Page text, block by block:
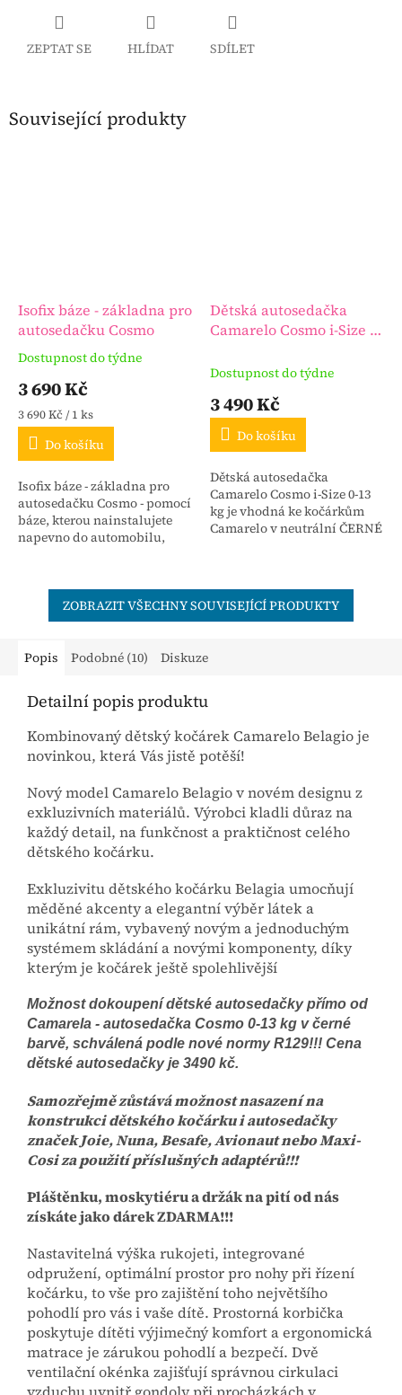
ZEPTAT SE HLÍDAT SDÍLET
Související produkty
Isofix báze - základna pro
autosedačku Cosmo
Průměrné
produktu
je
3,8
5
hvězdiček.
Dostupnost do týdne
3 690 Kč
Měrná
cena:
3 690 Kč / 1 ks
Do košíku
Isofix báze - základna pro
autosedačku Cosmo - pomocí
báze, kterou nainstalujete
napevno do automobilu,
autosedačky.
Dětská autosedačka
Camarelo Cosmo i-Size 0-
Dostupnost do týdne
3 490 Kč
Do košíku
Dětská autosedačka
Camarelo Cosmo i-Size 0-13
kg je vhodná ke kočárkům
Camarelo v neutrální ČERNÉ
ZOBRAZIT VŠECHNY SOUVISEJÍCÍ PRODUKTY
Popis Podobné (10) Diskuze
Detailní popis produktu
Kombinovaný dětský kočárek Camarelo Belagio je
novinkou, která Vás jistě potěší!
Nový model Camarelo Belagio v novém designu z
exkluzivních materiálů. Výrobci kladli důraz na
každý detail, na funkčnost a praktičnost celého
dětského kočárku.
Exkluzivitu dětského kočárku Belagia umocňují
měděné akcenty a elegantní výběr látek a
unikátní rám, vybavený novým a jednoduchým
systémem skládání a novými komponenty, díky
kterým je kočárek ještě spolehlivější
Možnost dokoupení dětské autosedačky přímo od
Camarela - autosedačka Cosmo 0-13 kg v černé
barvě, schválená podle nové normy R129!!! Cena
dětské autosedačky je 3490 kč.
Samozřejmě zůstává možnost nasazení na
konstrukci dětského kočárku i autosedačky
značek Joie, Nuna, Besafe, Avionaut nebo Maxi-
Cosi za použití příslušných adaptérů!!!
Pláštěnku, moskytiéru a držák na pití od nás
získáte jako dárek ZDARMA!!!
Nastavitelná výška rukojeti, integrované
odpružení, optimální prostor pro nohy při řízení
kočárku, to vše pro zajištění toho největšího
pohodlí pro vás i vaše dítě. Prostorná korbička
poskytuje dítěti výjimečný komfort a ergonomická
matrace je zárukou pohodlí a bezpečí. Dvě
ventilační okénka zajišťují správnou cirkulaci